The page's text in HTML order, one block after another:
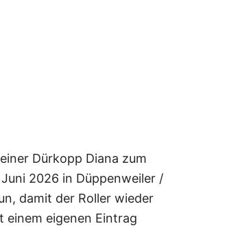
Diana
Dürkopp Diana zum
2026 in Düppenweiler /
damit der Roller wieder
einem eigenen Eintrag